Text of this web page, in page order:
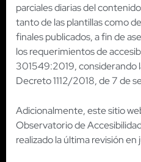
parciales diarias del
tanto de las plantillas como
finales publicados, a fin de
los requerimientos de
301549:2019, considerando
Decreto 1112/2018, de 7 de
Adicionalmente, este sitio
Observatorio de
realizado la última revisión